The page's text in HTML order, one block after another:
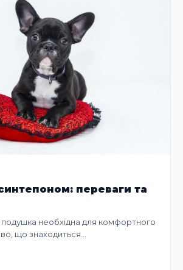
переваги та
подушка необхідна для комфортного
що знаходиться…